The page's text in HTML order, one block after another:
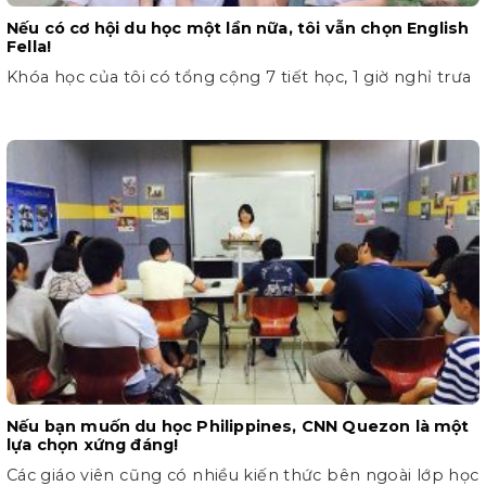
Nếu có cơ hội du học một lần nữa, tôi vẫn chọn English
Fella!
Khóa học của tôi có tổng cộng 7 tiết học, 1 giờ nghỉ trưa
Nếu bạn muốn du học Philippines, CNN Quezon là một
lựa chọn xứng đáng!
Các giáo viên cũng có nhiều kiến thức bên ngoài lớp học